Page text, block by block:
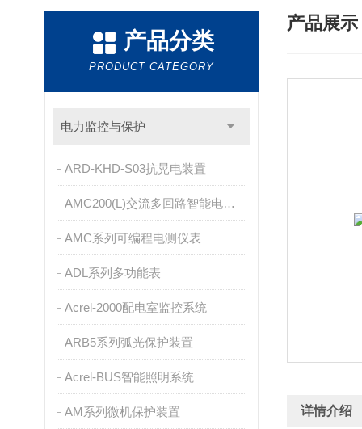
产品分类
PRODUCT CATEGORY
电力监控与保护
ARD-KHD-S03抗晃电装置
AMC200(L)交流多回路智能电量采集监控装置
AMC系列可编程电测仪表
ADL系列多功能表
Acrel-2000配电室监控系统
ARB5系列弧光保护装置
Acrel-BUS智能照明系统
AM系列微机保护装置
产品展示
详情介绍